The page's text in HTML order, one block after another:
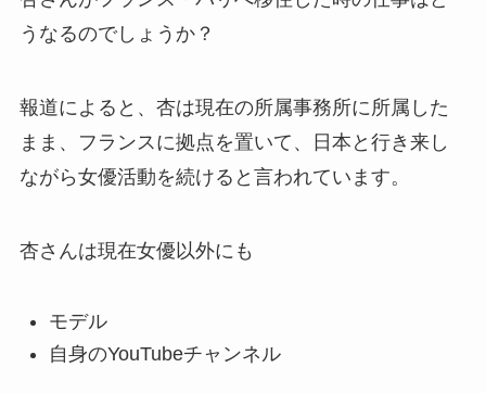
うなるのでしょうか？
報道によると、 杏は現在の所属事務所に所属した
まま、フランスに拠点を置いて、日本と行き来し
ながら女優活動を続けると言われています。
杏さんは現在女優以外にも
モデル
自身のYouTubeチャンネル